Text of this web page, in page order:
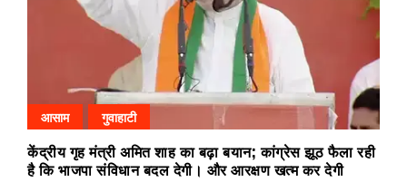
आसाम गुवाहाटी
केंद्रीय गृह मंत्री अमित शाह का बढ़ा बयान; कांग्रेस झूठ फैला रही
है कि भाजपा संविधान बदल देगी। और आरक्षण खत्म कर देगी